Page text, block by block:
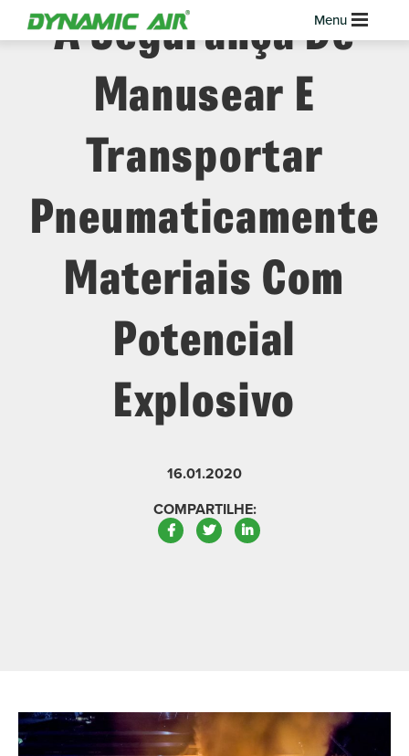
A Segurança De
Manusear E
Transportar
Pneumaticamente
Materiais Com
Potencial
Explosivo
16.01.2020
COMPARTILHE:
Facebook
TwitterLinkedIn